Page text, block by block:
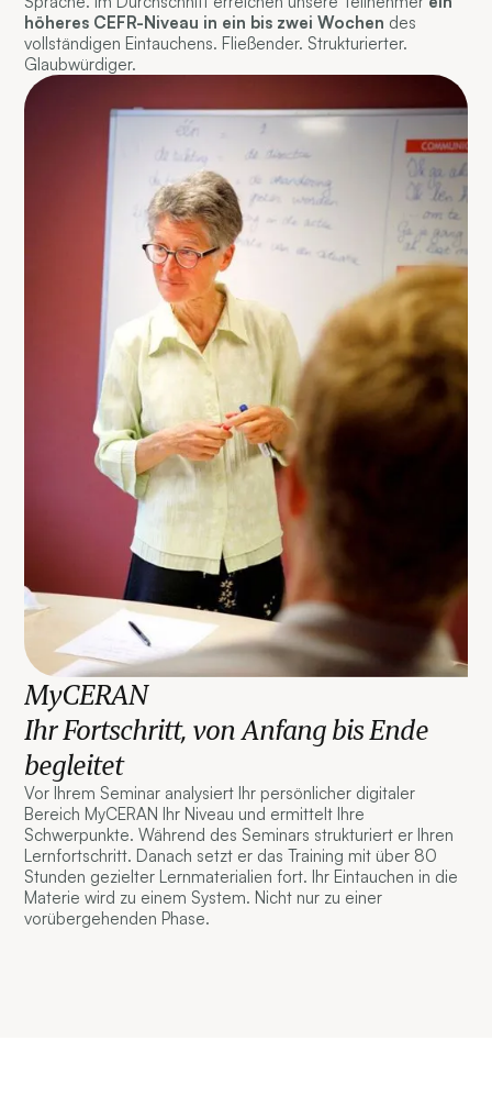
höheres CEFR-Niveau in ein bis zwei Wochen des
vollständigen Eintauchens. Fließender. Strukturierter.
Glaubwürdiger.
MyCERAN
Ihr Fortschritt, von Anfang bis Ende
begleitet
Vor Ihrem Seminar analysiert Ihr persönlicher digitaler
Bereich MyCERAN Ihr Niveau und ermittelt Ihre
Schwerpunkte. Während des Seminars strukturiert er Ihren
Lernfortschritt. Danach setzt er das Training mit über 80
Stunden gezielter Lernmaterialien fort. Ihr Eintauchen in die
Materie wird zu einem System. Nicht nur zu einer
vorübergehenden Phase.